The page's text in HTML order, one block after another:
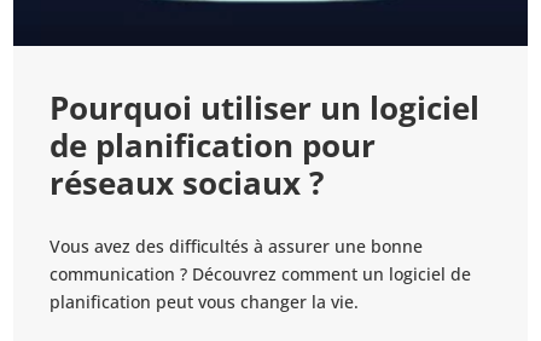
5 outils de planification
pour une bonne
communication
Votre communication sur les réseaux sociaux doit
être bien organisée. Alors, voici 5 des meilleurs outils
de planification pour y arriver.